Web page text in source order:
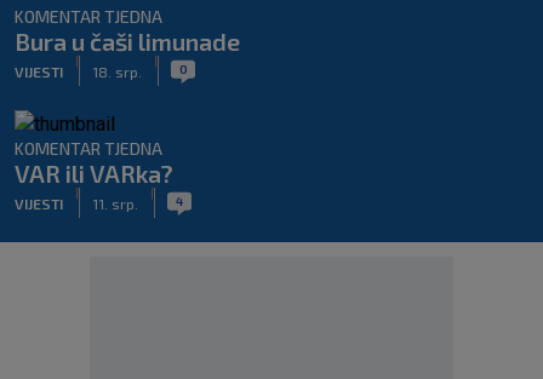
KOMENTAR TJEDNA
Bura u čaši limunade
VIJESTI 18. srp. 0
KOMENTAR TJEDNA
VAR ili VARka?
VIJESTI 11. srp. 4